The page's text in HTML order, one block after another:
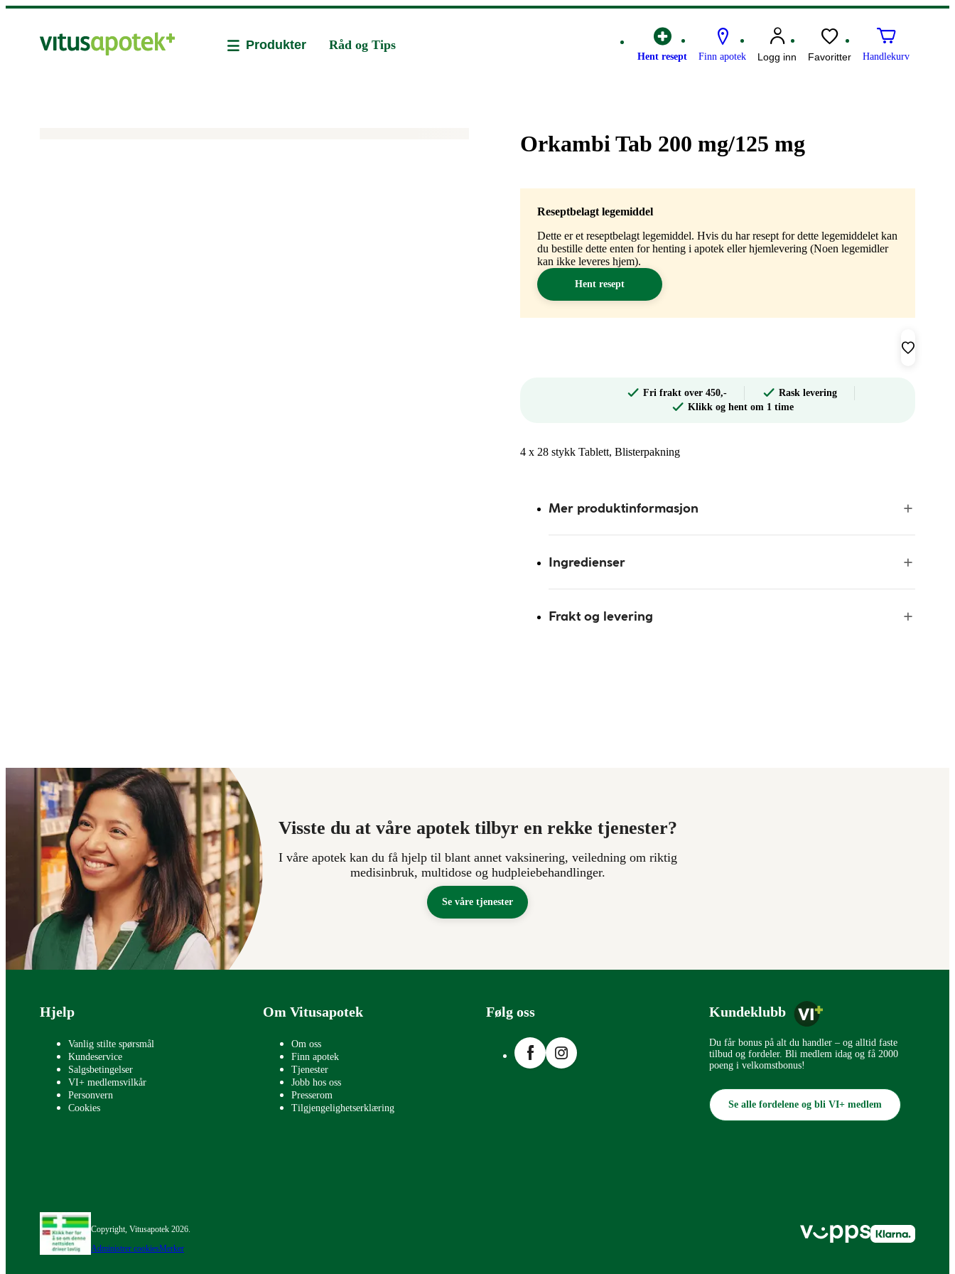
Hent resept Finn apotek Logg inn Favoritter Handlekurv
Produkter Råd og Tips
Merke:
Orkambi Tab 200 mg/125 mg
Reseptbelagt legemiddel
Dette er et reseptbelagt legemiddel. Hvis du har resept for dette legemiddelet kan
du bestille dette enten for henting i apotek eller hjemlevering (Noen legemidler
kan ikke leveres hjem).
Hent resept
Fri frakt over 450,-
Rask levering
Klikk og hent om 1 time
4 x 28 stykk Tablett, Blisterpakning
Mer produktinformasjon
Ingredienser
Frakt og levering
Visste du at våre apotek tilbyr en rekke tjenester?
I våre apotek kan du få hjelp til blant annet vaksinering, veiledning om riktig
medisinbruk, multidose og hudpleiebehandlinger.
Se våre tjenester
Bunntekst
Hjelp
Vanlig stilte spørsmål
Kundeservice
Salgsbetingelser
VI+ medlemsvilkår
Personvern
Cookies
Om Vitusapotek
Om oss
Finn apotek
Tjenester
Jobb hos oss
Presserom
Tilgjengelighetserklæring
Følg oss
FacebookInstagram
Kundeklubb
Du får bonus på alt du handler – og alltid faste
tilbud og fordeler. Bli medlem idag og få 2000
poeng i velkomstbonus!
Se alle fordelene og bli VI+ medlem
Copyright, Vitusapotek 2026.
Administrer cookiesMerker